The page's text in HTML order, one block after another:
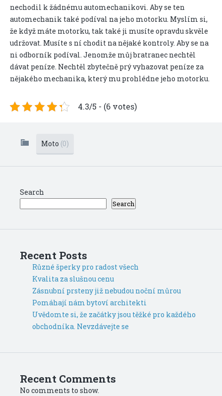
nechodil k žádnému automechanikovi. Aby se ten
automechanik také podíval na jeho motorku. Myslím si,
že když máte motorku, tak také ji musíte opravdu skvěle
udržovat. Musíte s ní chodit na nějaké kontroly. Aby se na
ni odborník podíval. Jenomže můj bratranec nechtěl
dávat peníze. Nechtěl zbytečně prý vyhazovat peníze za
nějakého mechanika, který mu prohlédne jeho motorku.
4.3/5 - (6 votes)
Moto (0)
Search
Search
Recent Posts
Různé šperky pro radost všech
Kvalita za slušnou cenu
Zásnubní prsteny již nebudou noční můrou
Pomáhají nám bytoví architekti
Uvědomte si, že začátky jsou těžké pro každého
obchodníka. Nevzdávejte se
Recent Comments
No comments to show.